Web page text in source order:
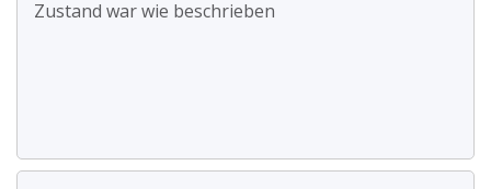
Zustand war wie beschrieben